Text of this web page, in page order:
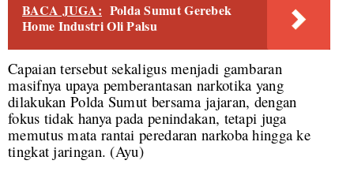
BACA JUGA: Polda Sumut Gerebek
Home Industri Oli Palsu
Capaian tersebut sekaligus menjadi gambaran
masifnya upaya pemberantasan narkotika yang
dilakukan Polda Sumut bersama jajaran, dengan
fokus tidak hanya pada penindakan, tetapi juga
memutus mata rantai peredaran narkoba hingga ke
tingkat jaringan. (Ayu)